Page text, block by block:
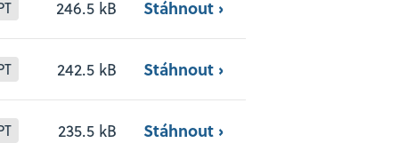
246.5 kB Stáhnout ›
242.5 kB Stáhnout ›
235.5 kB Stáhnout ›